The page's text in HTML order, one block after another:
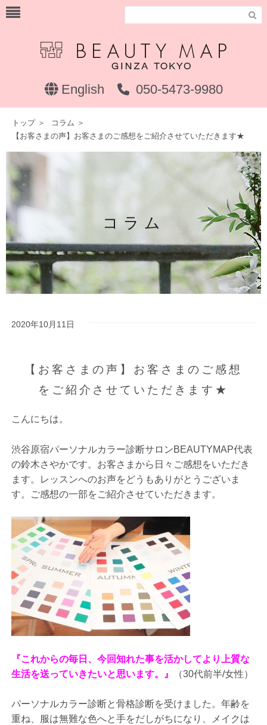

English 050-5473-9980
トップ＞ コラム ＞
【お客さまの声】お客さまのご感想をご紹介させていただきます★
コラム
2020年10月11日
【お客さまの声】お客さまのご感想
をご紹介させていただきます★
こんにちは。
渋谷原宿パーソナルカラー診断サロンBEAUTYMAP代表
の鈴木さやかです。お客さまから日々ご感想をいただき
ます。レッスンへのお声をどうもありがとうございま
す。ご感想の一部をご紹介させていただきます。
『これからの毎日、今回知れた事を活かしてより上質な
生活を送っていきたいと思います。』
（30代前半/女性）
パーソナルカラー診断と骨格診断を受けました。年齢を
重ね、服は無難な色へと手をだしがちになり、メイクは